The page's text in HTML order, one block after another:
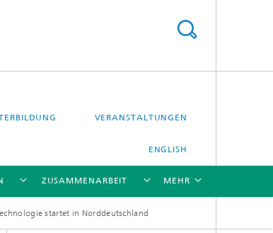
VERANSTALTUNGEN
ENGLISH
ZUSAMMENARBEIT MEHR
startet in Norddeutschland